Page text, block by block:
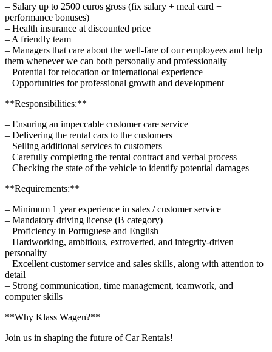
– Salary up to 2500 euros gross (fix salary + meal card +
performance bonuses)
– Health insurance at discounted price
– A friendly team
– Managers that care about the well-fare of our employees and help
them whenever we can both personally and professionally
– Potential for relocation or international experience
– Opportunities for professional growth and development
**Responsibilities:**
– Ensuring an impeccable customer care service
– Delivering the rental cars to the customers
– Selling additional services to customers
– Carefully completing the rental contract and verbal process
– Checking the state of the vehicle to identify potential damages
**Requirements:**
– Minimum 1 year experience in sales / customer service
– Mandatory driving license (B category)
– Proficiency in Portuguese and English
– Hardworking, ambitious, extroverted, and integrity-driven
personality
– Excellent customer service and sales skills, along with attention to
detail
– Strong communication, time management, teamwork, and
computer skills
**Why Klass Wagen?**
Join us in shaping the future of Car Rentals!